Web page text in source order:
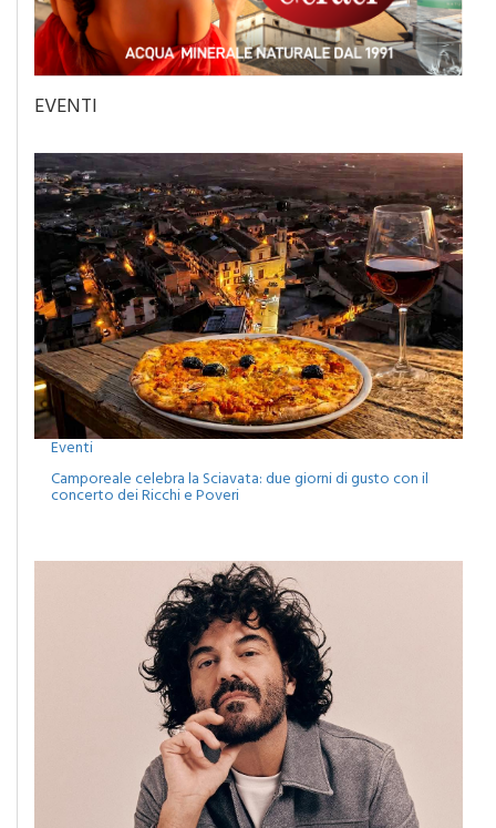
EVENTI
Eventi
Camporeale celebra la Sciavata: due giorni di gusto con il
concerto dei Ricchi e Poveri